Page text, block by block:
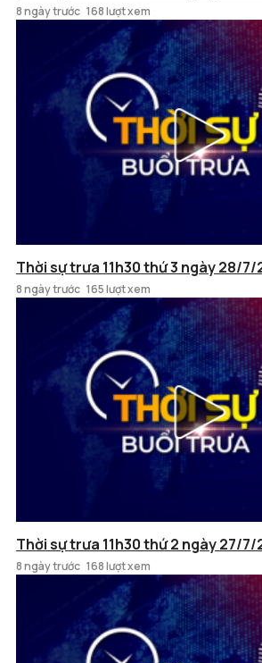
8 ngày trước 168 lượt xem
Thời sự trưa 11h30 thứ 3 ngày 28/7/
8 ngày trước 165 lượt xem
Thời sự trưa 11h30 thứ 2 ngày 27/7/
8 ngày trước 168 lượt xem